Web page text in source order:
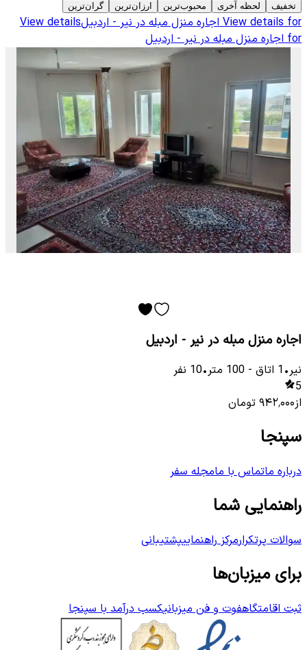
تخفیف لحظه آخری محبوب‌ترین ارزان‌ترین گران‌ترین
View details for اجاره منزل مبله در نیر - اردبیلView details
for اجاره منزل مبله در نیر - اردبیل
اجاره منزل مبله در نیر - اردبیل
نیر•
1 اتاق -
100 متر•
10 نفر
5
از۹۴۲٬۰۰۰ تومان
سپنجا
درباره ماتماس با مامجله سفر
راهنمایی شما
سوالات پرتکرارمرکز راهنماییپشتیبانی
برای میزبان‌ها
ثبت اقامتگاهفوت و فن میزبانیکسب درآمد با سپنجا